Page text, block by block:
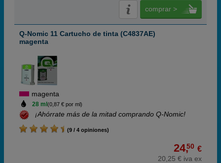
comprar >
Q-Nomic 11 Cartucho de tinta (C4837AE)
magenta
magenta
28 ml (0,87 € por ml)
¡Ahórrate más de la mitad comprando Q-Nomic!
(9 / 4 opiniones)
24,50 €
20,25 € iva ex